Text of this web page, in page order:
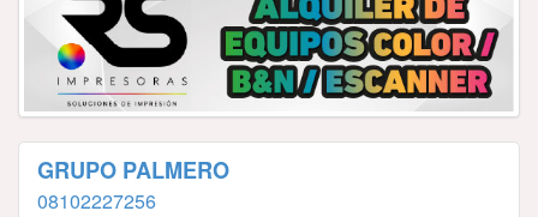
GRUPO PALMERO
08102227256